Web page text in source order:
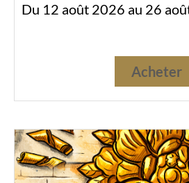
Du 12 août 2026 au 26
Acheter